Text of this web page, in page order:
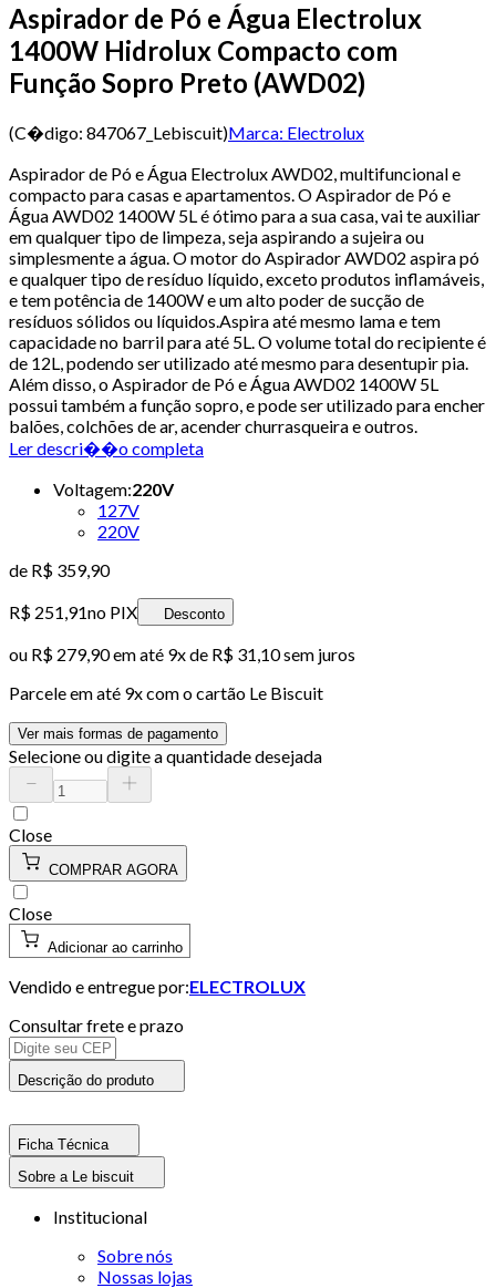
Aspirador de Pó e Água Electrolux
1400W Hidrolux Compacto com
Função Sopro Preto (AWD02)
(C�digo: 847067_Lebiscuit)Marca: Electrolux
Aspirador de Pó e Água Electrolux AWD02, multifuncional e
compacto para casas e apartamentos. O Aspirador de Pó e
Água AWD02 1400W 5L é ótimo para a sua casa, vai te auxiliar
em qualquer tipo de limpeza, seja aspirando a sujeira ou
simplesmente a água. O motor do Aspirador AWD02 aspira pó
e qualquer tipo de resíduo líquido, exceto produtos inflamáveis,
e tem potência de 1400W e um alto poder de sucção de
resíduos sólidos ou líquidos.Aspira até mesmo lama e tem
capacidade no barril para até 5L. O volume total do recipiente é
de 12L, podendo ser utilizado até mesmo para desentupir pia.
Além disso, o Aspirador de Pó e Água AWD02 1400W 5L
possui também a função sopro, e pode ser utilizado para encher
balões, colchões de ar, acender churrasqueira e outros.
Ler descri��o completa
Voltagem:220V
127V
220V
de R$ 359,90
R$ 251,91no PIX Desconto
ou R$ 279,90em até 9x de R$ 31,10 sem juros
Parcele em até 9x com o cartão Le Biscuit
Ver mais formas de pagamento
Selecione ou digite a quantidade desejada
Close
COMPRAR AGORA
Close
Adicionar ao carrinho
Vendido e entregue por:ELECTROLUX
Consultar frete e prazo
Descrição do produto
Ficha Técnica
Sobre a Le biscuit
Institucional
Sobre nós
Nossas lojas